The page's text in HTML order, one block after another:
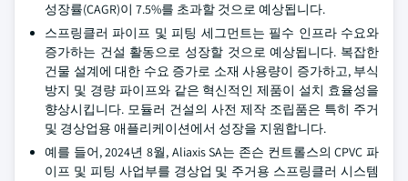
성장률(CAGR)이 7.5%를 초과할 것으로 예상됩니다.
스프링클러 파이프 및 피팅 세그먼트는 필수 인프라 수요와
증가하는 건설 활동으로 성장할 것으로 예상됩니다. 복잡한
건물 설계에 대한 수요 증가로 소재 사용량이 증가하고, 부식
방지 및 경량 파이프와 같은 혁신적인 제품이 설치 효율성을
향상시킵니다. 모듈러 건설의 사전 제작 조립품은 특히 주거
및 경상업용 애플리케이션에서 성장을 지원합니다.
예를 들어, 2024년 8월, Aliaxis SA는 존슨 컨트롤스의 CPVC 파
이프 및 피팅 사업부를 경상업 및 주거용 스프링클러 시스템